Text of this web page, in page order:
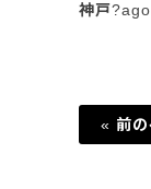
神戸
« 前